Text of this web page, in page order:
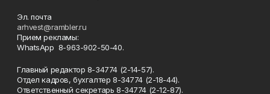
Эл. почта
arhvest@rambler.ru
Прием рекламы:
WhatsApp 8-963-902-50-40.
Главный редактор 8-34774 (2-14-57).
Отдел кадров, бухгалтер 8-34774 (2-18-44).
Ответственный секретарь 8-34774 (2-12-87).